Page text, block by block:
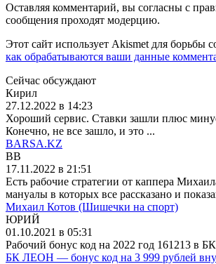
Оставляя комментарий, вы согласны с
сообщения проходят модерцию.
Этот сайт использует Akismet для борьбы
как обрабатываются ваши данные
Сейчас обсуждают
Кирил
27.12.2022 в 14:23
Хороший сервис. Ставки зашли плюс
Конечно, не все зашло, и это ...
BARSA.KZ
BB
17.11.2022 в 21:51
Есть рабочие стратегии от каппера
мануалы в которых все рассказано и
Михаил Котов (Шишечки на спорт)
ЮРИЙ
01.10.2021 в 05:31
Рабочий бонус код на 2022 год 161213 в
БК ЛЕОН — бонус код на 3 999 рублей